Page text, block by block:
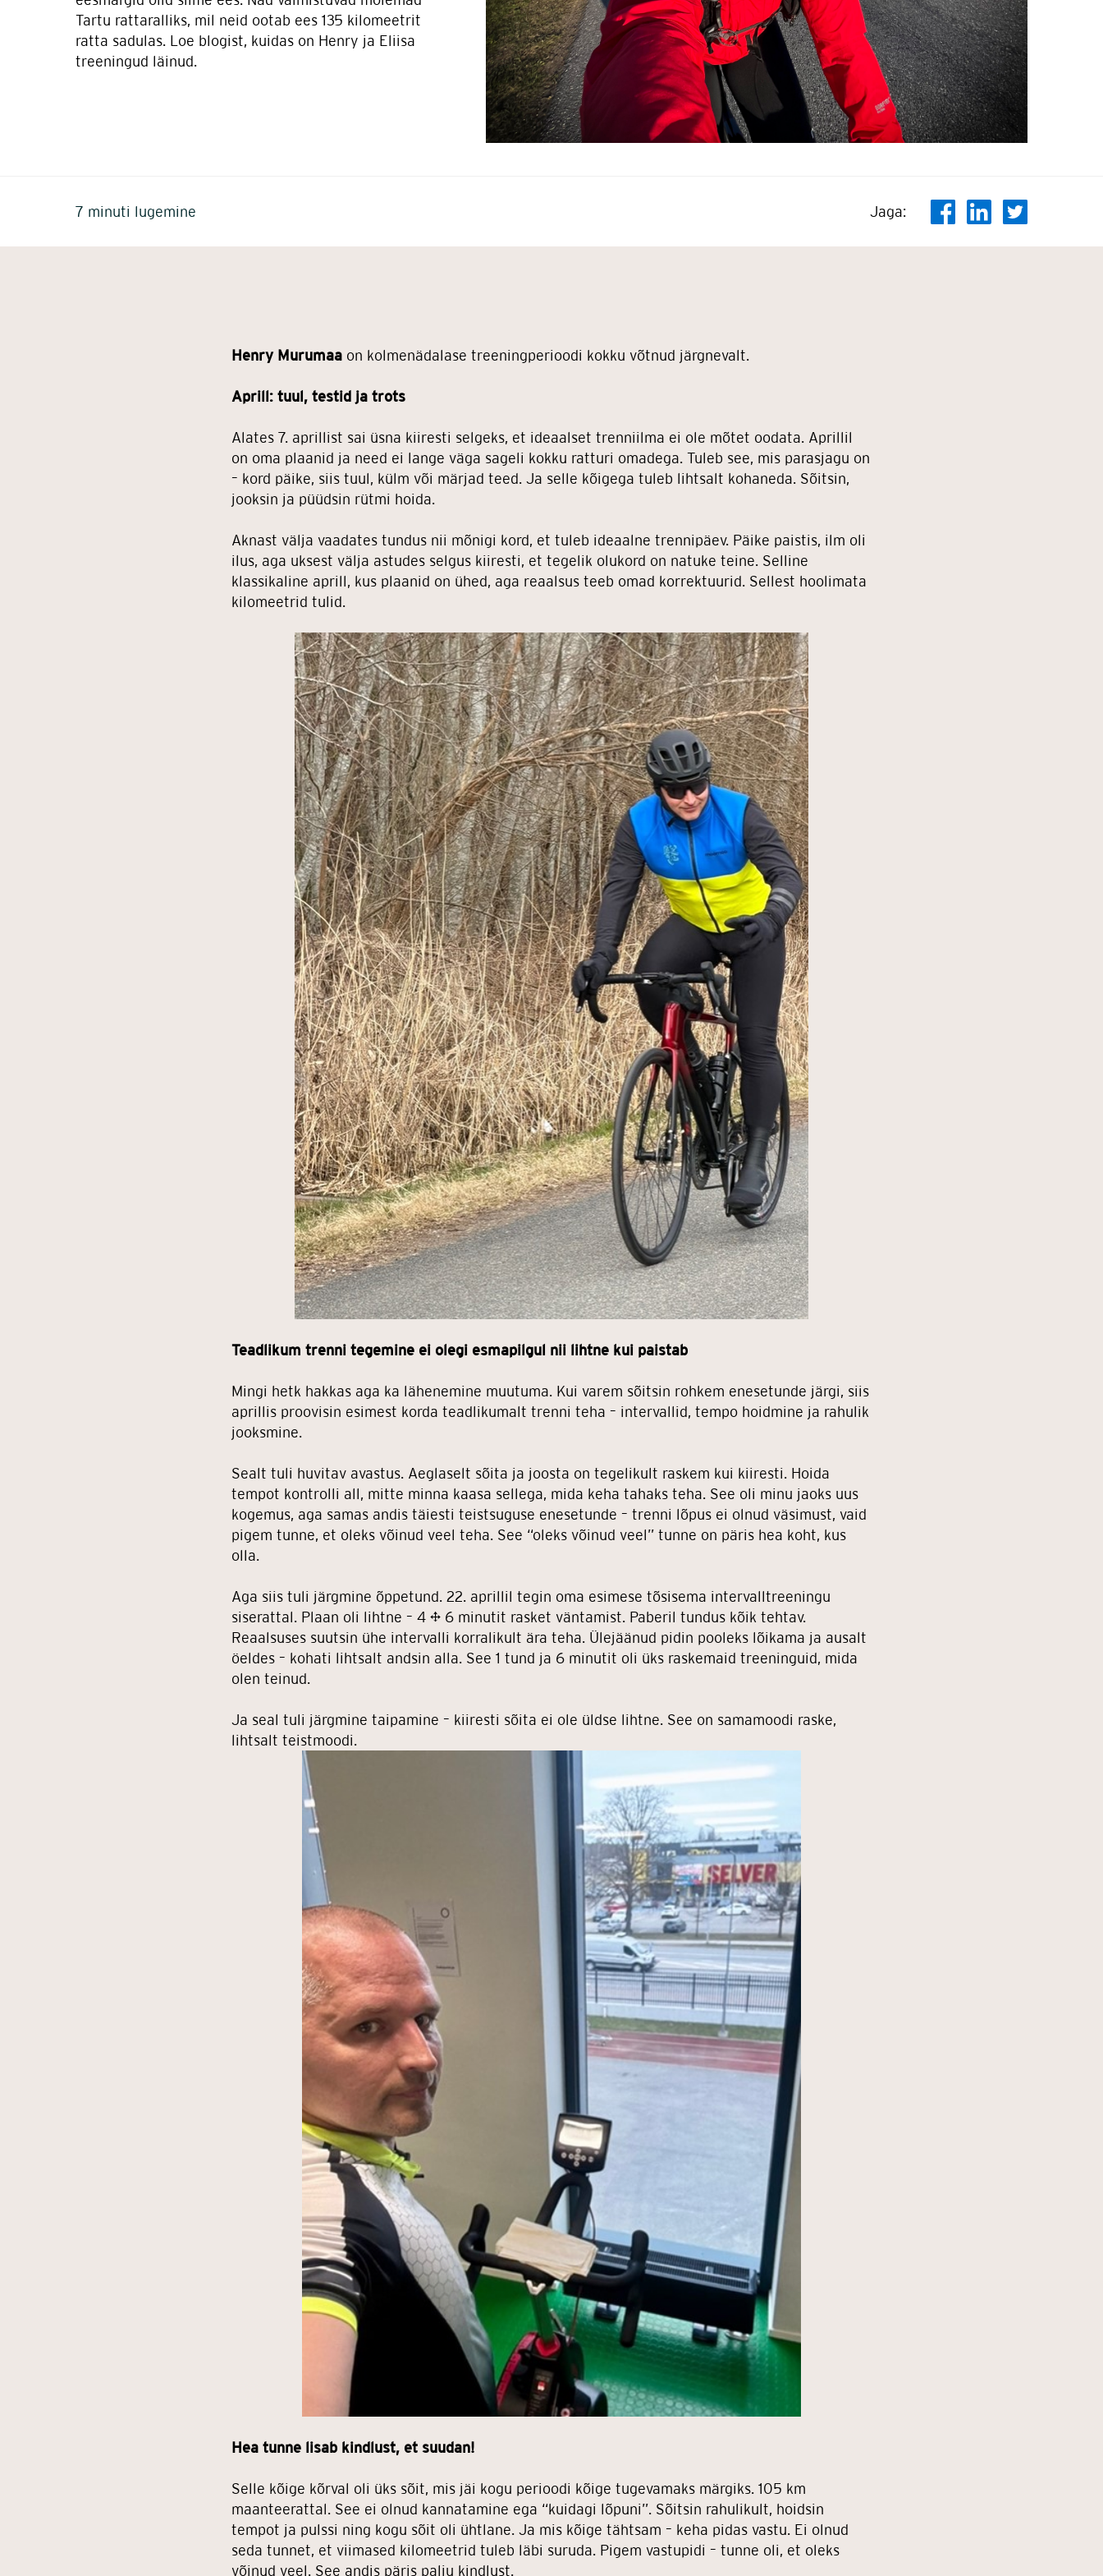
Tartu rattaralliks, mil neid ootab ees 135 kilomeetrit
ratta sadulas. Loe blogist, kuidas on Henry ja Eliisa
treeningud läinud.
7 minuti lugemine Jaga:
Henry Murumaa on kolmenädalase treeningperioodi kokku võtnud järgnevalt.
Aprill: tuul, testid ja trots
Alates 7. aprillist sai üsna kiiresti selgeks, et ideaalset trenniilma ei ole mõtet oodata. Aprillil
on oma plaanid ja need ei lange väga sageli kokku ratturi omadega. Tuleb see, mis parasjagu on
– kord päike, siis tuul, külm või märjad teed. Ja selle kõigega tuleb lihtsalt kohaneda. Sõitsin,
jooksin ja püüdsin rütmi hoida.
Aknast välja vaadates tundus nii mõnigi kord, et tuleb ideaalne trennipäev. Päike paistis, ilm oli
ilus, aga uksest välja astudes selgus kiiresti, et tegelik olukord on natuke teine. Selline
klassikaline aprill, kus plaanid on ühed, aga reaalsus teeb omad korrektuurid. Sellest hoolimata
kilomeetrid tulid.
Teadlikum trenni tegemine ei olegi esmapilgul nii lihtne kui paistab
Mingi hetk hakkas aga ka lähenemine muutuma. Kui varem sõitsin rohkem enesetunde järgi, siis
aprillis proovisin esimest korda teadlikumalt trenni teha – intervallid, tempo hoidmine ja rahulik
jooksmine.
Sealt tuli huvitav avastus. Aeglaselt sõita ja joosta on tegelikult raskem kui kiiresti. Hoida
tempot kontrolli all, mitte minna kaasa sellega, mida keha tahaks teha. See oli minu jaoks uus
kogemus, aga samas andis täiesti teistsuguse enesetunde – trenni lõpus ei olnud väsimust, vaid
pigem tunne, et oleks võinud veel teha. See “oleks võinud veel” tunne on päris hea koht, kus
olla.
Aga siis tuli järgmine õppetund. 22. aprillil tegin oma esimese tõsisema intervalltreeningu
siserattal. Plaan oli lihtne – 4 × 6 minutit rasket väntamist. Paberil tundus kõik tehtav.
Reaalsuses suutsin ühe intervalli korralikult ära teha. Ülejäänud pidin pooleks lõikama ja ausalt
öeldes – kohati lihtsalt andsin alla. See 1 tund ja 6 minutit oli üks raskemaid treeninguid, mida
olen teinud.
Ja seal tuli järgmine taipamine – kiiresti sõita ei ole üldse lihtne. See on samamoodi raske,
lihtsalt teistmoodi.
Hea tunne lisab kindlust, et suudan!
Selle kõige kõrval oli üks sõit, mis jäi kogu perioodi kõige tugevamaks märgiks. 105 km
maanteerattal. See ei olnud kannatamine ega “kuidagi lõpuni”. Sõitsin rahulikult, hoidsin
tempot ja pulssi ning kogu sõit oli ühtlane. Ja mis kõige tähtsam – keha pidas vastu. Ei olnud
seda tunnet, et viimased kilomeetrid tuleb läbi suruda. Pigem vastupidi – tunne oli, et oleks
võinud veel. See andis päris palju kindlust.